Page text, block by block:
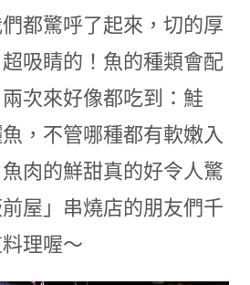
都驚呼了起來，切的厚
吸睛的！魚的種類會配
次來好像都吃到：鮭
，不管哪種都有軟嫩入
肉的鮮甜真的好令人驚
屋」串燒店的朋友們千
理喔～